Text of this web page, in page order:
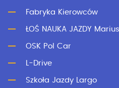
Fabryka Kierowców
ŁOŚ NAUKA JAZDY
OSK Pol Car
L-Drive
Szkoła Jazdy Largo